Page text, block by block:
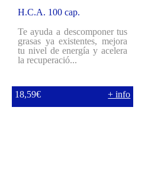
H.C.A. 100 cap.
Te ayuda a descomponer tus
grasas ya existentes, mejora
tu nivel de energía y acelera
la recuperació...
18,59€ + info